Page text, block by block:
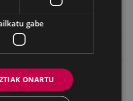
basea
gabe
ONARTU